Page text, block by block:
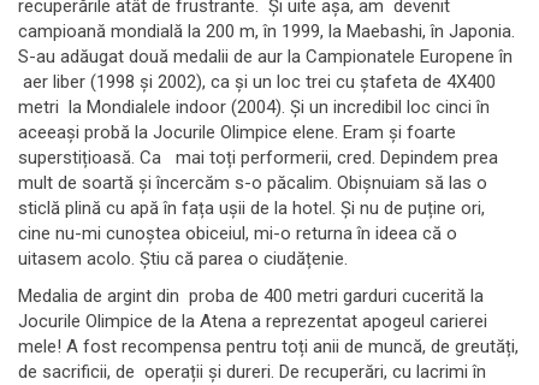
recuperările atât de frustrante. Și uite așa, am devenit
campioană mondială la 200 m, în 1999, la Maebashi, în Japonia.
S-au adăugat două medalii de aur la Campionatele Europene în
aer liber (1998 și 2002), ca și un loc trei cu ștafeta de 4X400
metri la Mondialele indoor (2004). Și un incredibil loc cinci în
aceeași probă la Jocurile Olimpice elene. Eram și foarte
superstițioasă. Ca mai toți performerii, cred. Depindem prea
mult de soartă și încercăm s-o păcalim. Obișnuiam să las o
sticlă plină cu apă în fața ușii de la hotel. Și nu de puține ori,
cine nu-mi cunoștea obiceiul, mi-o returna în ideea că o
uitasem acolo. Știu că parea o ciudățenie.
Medalia de argint din proba de 400 metri garduri cucerită la
Jocurile Olimpice de la Atena a reprezentat apogeul carierei
mele! A fost recompensa pentru toți anii de muncă, de greutăți,
de sacrificii, de operații și dureri. De recuperări, cu lacrimi în